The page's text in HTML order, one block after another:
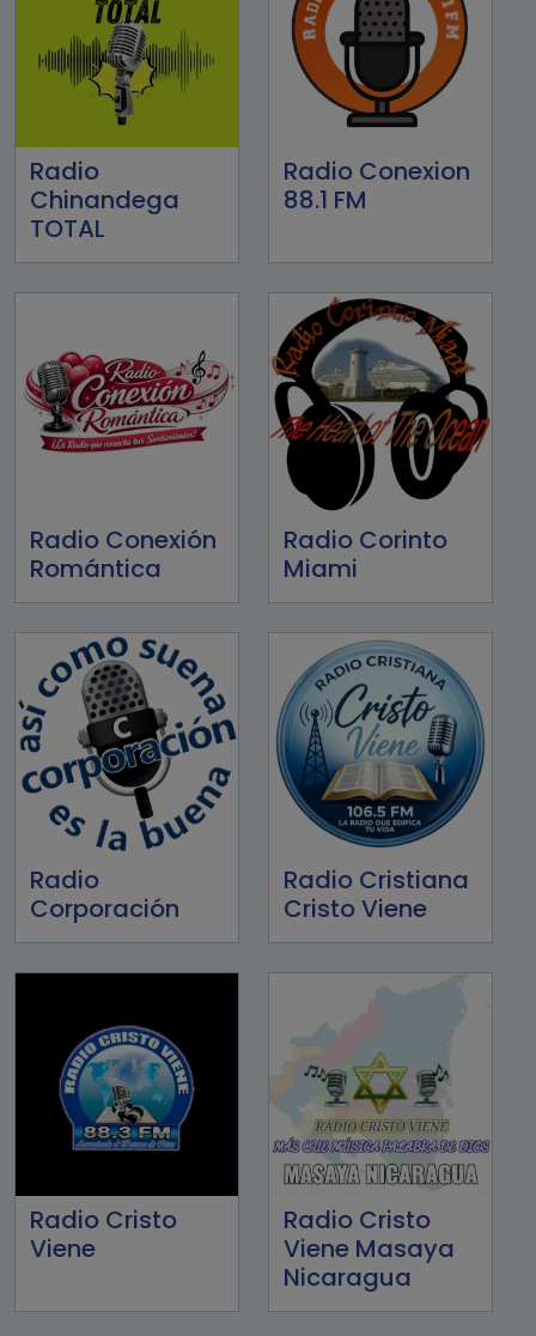
Radio
Chinandega
TOTAL
Radio Conexion
88.1 FM
Radio Conexión
Romántica
Radio Corinto
Miami
Radio
Corporación
Radio Cristiana
Cristo Viene
Radio Cristo
Viene
Radio Cristo
Viene Masaya
Nicaragua